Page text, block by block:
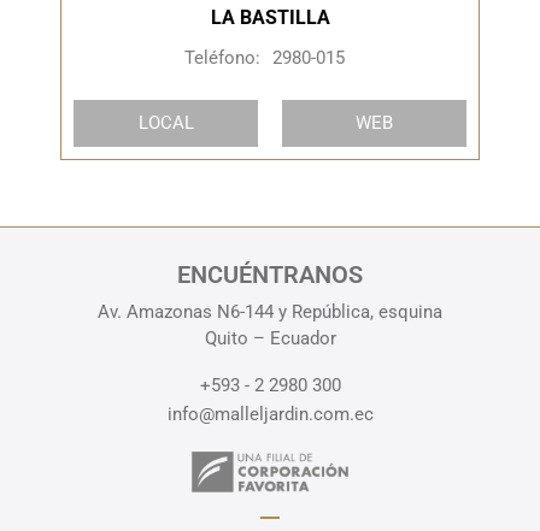
LA BASTILLA
Teléfono: 2980-015
LOCAL WEB
ENCUÉNTRANOS
Av. Amazonas N6-144 y República, esquina
Quito – Ecuador
+593 - 2 2980 300
info@malleljardin.com.ec